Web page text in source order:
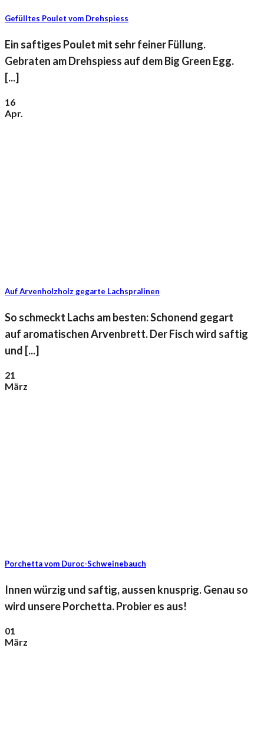
Gefülltes Poulet vom Drehspiess
Ein saftiges Poulet mit sehr feiner Füllung.
Gebraten am Drehspiess auf dem Big Green Egg.
[...]
16
Apr.
Auf Arvenholzholz gegarte Lachspralinen
So schmeckt Lachs am besten: Schonend gegart
auf aromatischen Arvenbrett. Der Fisch wird saftig
und [...]
21
März
Porchetta vom Duroc-Schweinebauch
Innen würzig und saftig, aussen knusprig. Genau so
wird unsere Porchetta. Probier es aus!
01
März